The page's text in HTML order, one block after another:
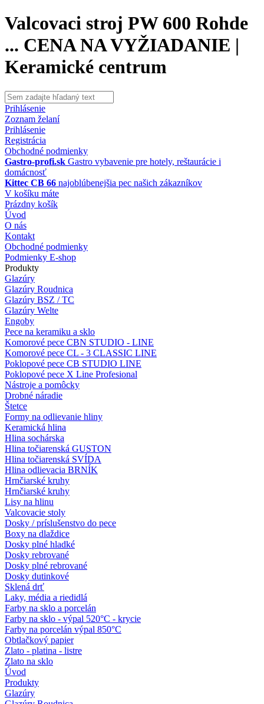
Valcovaci stroj PW 600 Rohde
... CENA NA VYŽIADANIE |
Keramické centrum
Prihlásenie
Zoznam želaní
Prihlásenie
Registrácia
Obchodné podmienky
Gastro-profi.sk Gastro vybavenie pre hotely, reštaurácie i
domácnosť
Kittec CB 66 najoblúbenejšia pec našich zákazníkov
V košíku máte
Prázdny košík
Úvod
O nás
Kontakt
Obchodné podmienky
Podmienky E-shop
Produkty
Glazúry
Glazúry Roudnica
Glazúry BSZ / TC
Glazúry Welte
Engoby
Pece na keramiku a sklo
Komorové pece CBN STUDIO - LINE
Komorové pece CL - 3 CLASSIC LINE
Poklopové pece CB STUDIO LINE
Poklopové pece X Line Profesional
Nástroje a pomôcky
Drobné náradie
Štetce
Formy na odlievanie hliny
Keramická hlina
Hlina sochárska
Hlina točiarenská GUSTON
Hlina točiarenská SVÍDA
Hlina odlievacia BRNÍK
Hrnčiarské kruhy
Hrnčiarské kruhy
Lisy na hlinu
Valcovacie stoly
Dosky / príslušenstvo do pece
Boxy na dlaždice
Dosky plné hladké
Dosky rebrované
Dosky plné rebrované
Dosky dutinkové
Sklená drť
Laky, média a riedidlá
Farby na sklo a porcelán
Farby na sklo - výpal 520°C - krycie
Farby na porcelán výpal 850°C
Obtlačkový papier
Zlato - platina - listre
Zlato na sklo
Úvod
Produkty
Glazúry